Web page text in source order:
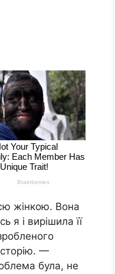
жінкою. Вона
я і вирішила її
—
була, не